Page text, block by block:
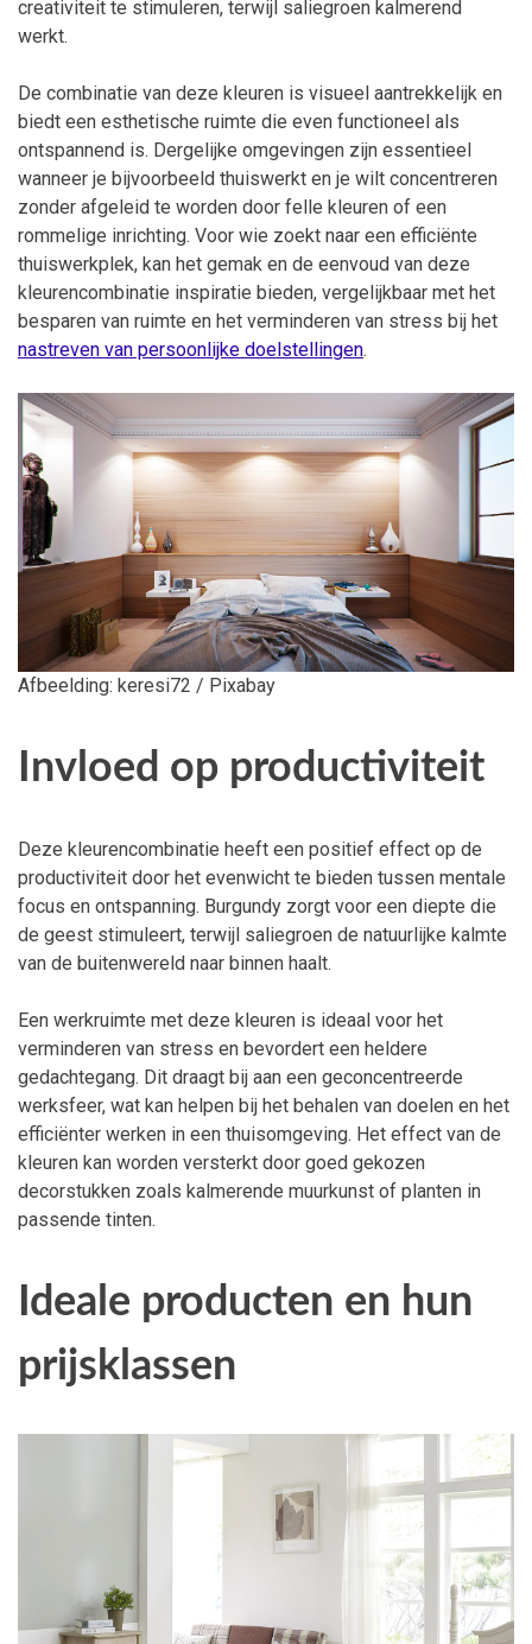
creativiteit te stimuleren, terwijl saliegroen kalmerend
werkt.
De combinatie van deze kleuren is visueel aantrekkelijk en
biedt een esthetische ruimte die even functioneel als
ontspannend is. Dergelijke omgevingen zijn essentieel
wanneer je bijvoorbeeld thuiswerkt en je wilt concentreren
zonder afgeleid te worden door felle kleuren of een
rommelige inrichting. Voor wie zoekt naar een efficiënte
thuiswerkplek, kan het gemak en de eenvoud van deze
kleurencombinatie inspiratie bieden, vergelijkbaar met het
besparen van ruimte en het verminderen van stress bij het
nastreven van persoonlijke doelstellingen.
Afbeelding: keresi72 / Pixabay
Invloed op productiviteit
Deze kleurencombinatie heeft een positief effect op de
productiviteit door het evenwicht te bieden tussen mentale
focus en ontspanning. Burgundy zorgt voor een diepte die
de geest stimuleert, terwijl saliegroen de natuurlijke kalmte
van de buitenwereld naar binnen haalt.
Een werkruimte met deze kleuren is ideaal voor het
verminderen van stress en bevordert een heldere
gedachtegang. Dit draagt bij aan een geconcentreerde
werksfeer, wat kan helpen bij het behalen van doelen en het
efficiënter werken in een thuisomgeving. Het effect van de
kleuren kan worden versterkt door goed gekozen
decorstukken zoals kalmerende muurkunst of planten in
passende tinten.
Ideale producten en hun
prijsklassen